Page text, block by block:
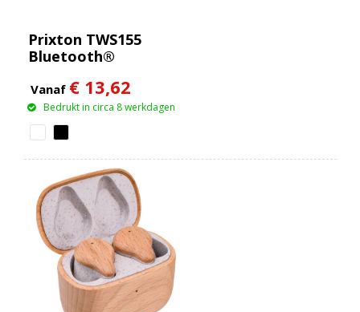
Prixton TWS155
Bluetooth®
Vanaf € 13,62
Bedrukt in circa 8 werkdagen